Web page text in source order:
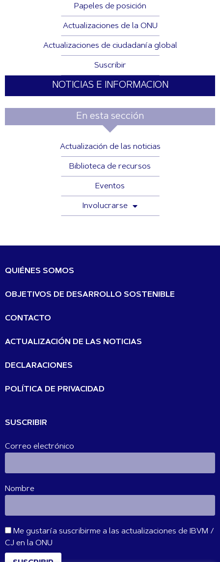
Papeles de posición
Actualizaciones de la ONU
Actualizaciones de ciudadanía global
Suscribir
NOTICIAS E INFORMACION
En esta sección
Actualización de las noticias
Biblioteca de recursos
Eventos
Involucrarse
QUIÉNES SOMOS
OBJETIVOS DE DESARROLLO SOSTENIBLE
CONTACTO
ACTUALIZACIÓN DE LAS NOTICIAS
DECLARACIONES
POLÍTICA DE PRIVACIDAD
SUSCRIBIR
Correo electrónico
Nombre
Me gustaría suscribirme a las actualizaciones de IBVM /
CJ en la ONU